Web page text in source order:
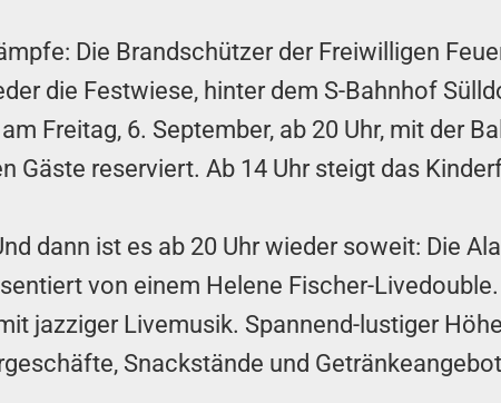
Die Brandschützer der Freiwilligen
die Festwiese, hinter dem S-Bahnhof
Freitag, 6. September, ab 20 Uhr, mit der
Gäste reserviert. Ab 14 Uhr steigt das
dann ist es ab 20 Uhr wieder soweit: Die
von einem Helene Fischer-
jazziger Livemusik. Spannend-lustiger
Snackstände und